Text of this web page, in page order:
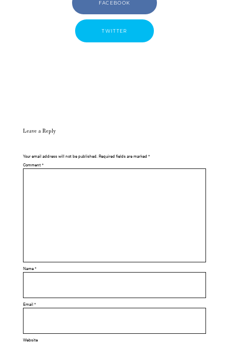
FACEBOOK
TWITTER
Leave a Reply
Your email address will not be published. Required fields are marked *
Comment*
Name*
Email*
Website